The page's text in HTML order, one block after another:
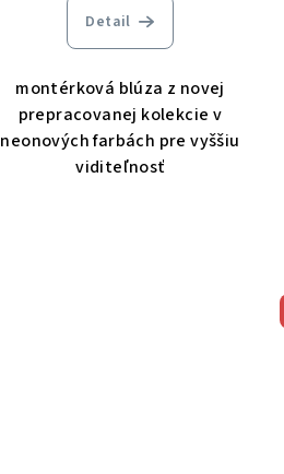
Detail
montérková blúza z novej
prepracovanej kolekcie v
neonových farbách pre vyššiu
viditeľnosť